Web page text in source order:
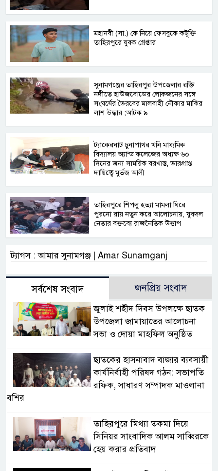
মহানবী (সা.) কে নিয়ে ফেসবুকে কটূক্তি
তাহিরপুরে যুবক গ্রেপ্তার
সুনামগঞ্জের তাহিরপুর উপজেলার রক্তি
নদীতে হাউজবোডের লোকজনের সঙ্গে
সংঘর্ষের ভৈরবের মালবাহী নৌকার মাঝির
লাশ উদ্ধার ;আটক ৯
ট্যাকেরঘাট চুনাপাথর খনি মাধ্যমিক
বিদ্যালয় অ্যান্ড কলেজের অধ্যক্ষ ৬০
দিনের জন্য সাময়িক বরখাস্ত, ভারপ্রাপ্ত
দায়িত্বে মুর্তজ আলী
তাহিরপুরে শিপলু হত্যা মামলা ঘিরে
পুরনো রায় নতুন করে আলোচনায়, যুবদল
নেতার বক্তব্যে রাজনৈতিক উত্তাপ
ট্যাগস : আমার সুনামগঞ্জ | Amar Sunamganj
সর্বশেষ সংবাদ জনপ্রিয় সংবাদ
জুলাই শহীদ দিবস উপলক্ষে ছাতক
উপজেলা জামায়াতের আলোচনা
সভা ও দোয়া মাহফিল অনুষ্ঠিত
ছাতকের হাসনাবাদ বাজার ব্যবসায়ী
কার্যনির্বাহী পরিষদ গঠন: সভাপতি
রফিক, সাধারণ সম্পাদক মাওলানা
বশির
তাহিরপুরে মিথ্যা তকমা দিয়ে
সিনিয়র সাংবাদিক আলম সাব্বিরকে
হেয় করার প্রতিবাদ